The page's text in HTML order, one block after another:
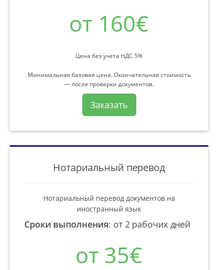
от 160€
Цена без учета НДС 5%
Минимальная базовая цена. Окончательная стоимость
— после проверки документов.
Заказать
Нотариальный перевод
Нотариальный перевод документов на
иностранный язык
Сроки выполнения: от 2 рабочих дней
от 35€